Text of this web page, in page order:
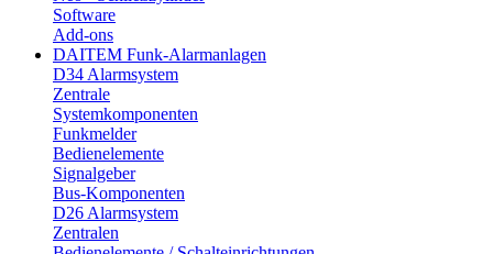
Software
Add-ons
DAITEM Funk-Alarmanlagen
D34 Alarmsystem
Zentrale
Systemkomponenten
Funkmelder
Bedienelemente
Signalgeber
Bus-Komponenten
D26 Alarmsystem
Zentralen